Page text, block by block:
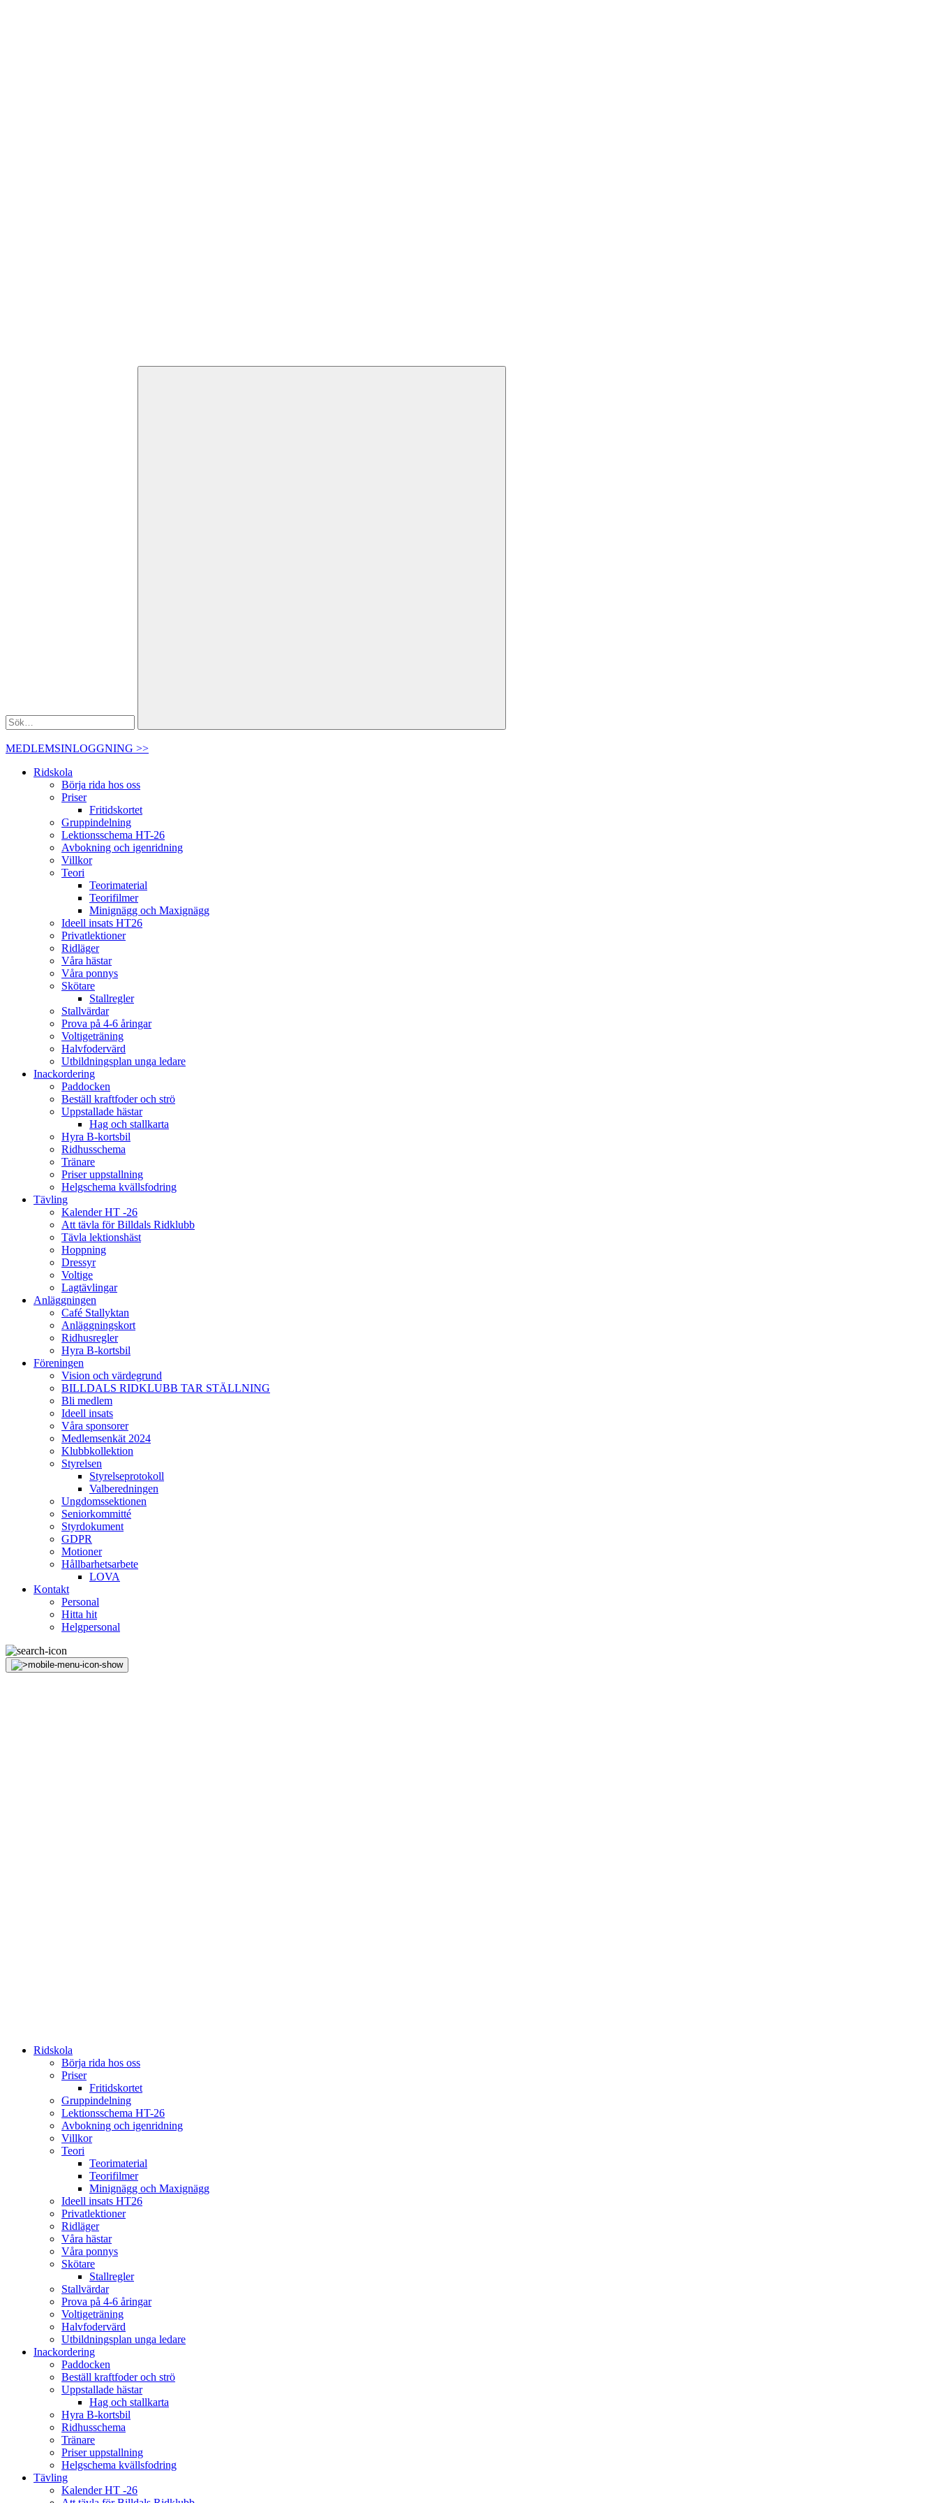
MEDLEMSINLOGGNING >>
Ridskola
Börja rida hos oss
Priser
Fritidskortet
Gruppindelning
Lektionsschema HT-26
Avbokning och igenridning
Villkor
Teori
Teorimaterial
Teorifilmer
Minignägg och Maxignägg
Ideell insats HT26
Privatlektioner
Ridläger
Våra hästar
Våra ponnys
Skötare
Stallregler
Stallvärdar
Prova på 4-6 åringar
Voltigeträning
Halvfodervärd
Utbildningsplan unga ledare
Inackordering
Paddocken
Beställ kraftfoder och strö
Uppstallade hästar
Hag och stallkarta
Hyra B-kortsbil
Ridhusschema
Tränare
Priser uppstallning
Helgschema kvällsfodring
Tävling
Kalender HT -26
Att tävla för Billdals Ridklubb
Tävla lektionshäst
Hoppning
Dressyr
Voltige
Lagtävlingar
Anläggningen
Café Stallyktan
Anläggningskort
Ridhusregler
Hyra B-kortsbil
Föreningen
Vision och värdegrund
BILLDALS RIDKLUBB TAR STÄLLNING
Bli medlem
Ideell insats
Våra sponsorer
Medlemsenkät 2024
Klubbkollektion
Styrelsen
Styrelseprotokoll
Valberedningen
Ungdomssektionen
Seniorkommitté
Styrdokument
GDPR
Motioner
Hållbarhetsarbete
LOVA
Kontakt
Personal
Hitta hit
Helgpersonal
Ridskola
Börja rida hos oss
Priser
Fritidskortet
Gruppindelning
Lektionsschema HT-26
Avbokning och igenridning
Villkor
Teori
Teorimaterial
Teorifilmer
Minignägg och Maxignägg
Ideell insats HT26
Privatlektioner
Ridläger
Våra hästar
Våra ponnys
Skötare
Stallregler
Stallvärdar
Prova på 4-6 åringar
Voltigeträning
Halvfodervärd
Utbildningsplan unga ledare
Inackordering
Paddocken
Beställ kraftfoder och strö
Uppstallade hästar
Hag och stallkarta
Hyra B-kortsbil
Ridhusschema
Tränare
Priser uppstallning
Helgschema kvällsfodring
Tävling
Kalender HT -26